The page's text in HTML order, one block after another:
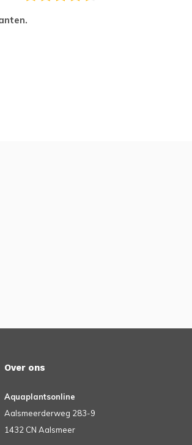
Over ons
Aquaplantsonline
Aalsmeerderweg 283-9
1432 CN Aalsmeer